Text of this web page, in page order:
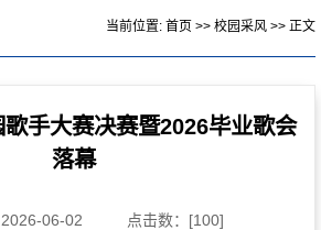
当前位置: 首页 >> 校园采风 >> 正文
手大赛决赛暨2026毕业歌会
落幕
06-02 点击数：[100]